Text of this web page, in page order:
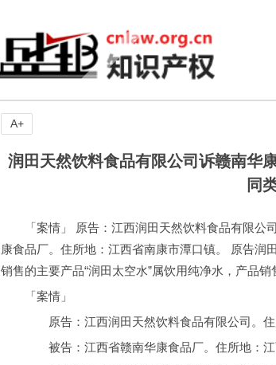
润田天然饮料食品有限公司诉赣南华
同
「案情」 原告：江西润田天然饮料食品有限
康食品厂。住所地：江西省南康市潭口镇。 原告润
销售的主要产品“润田太空水”属饮用纯净水，产品销
「案情」
原告：江西润田天然饮料食品有限公司。住
被告：江西省赣南华康食品厂。住所地：江
A+